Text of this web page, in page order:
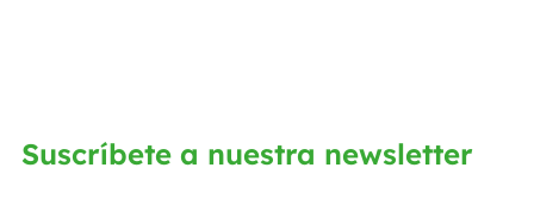
Suscríbete a nuestra newsletter